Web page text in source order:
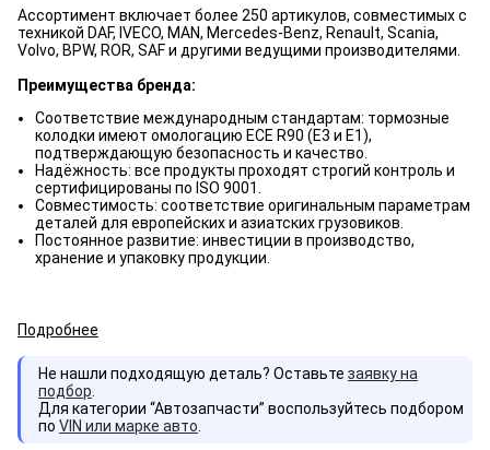
Ассортимент включает более 250 артикулов, совместимых с
техникой DAF, IVECO, MAN, Mercedes-Benz, Renault, Scania,
Volvo, BPW, ROR, SAF и другими ведущими производителями.
Преимущества бренда:
Соответствие международным стандартам: тормозные
колодки имеют омологацию ECE R90 (E3 и E1),
подтверждающую безопасность и качество.
Надёжность: все продукты проходят строгий контроль и
сертифицированы по ISO 9001.
Совместимость: соответствие оригинальным параметрам
деталей для европейских и азиатских грузовиков.
Постоянное развитие: инвестиции в производство,
хранение и упаковку продукции.
Подробнее
Не нашли подходящую деталь? Оставьте заявку на
подбор
Для категории “Автозапчасти” воспользуйтесь подбором
по VIN или марке авто